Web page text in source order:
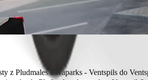
Naše kategorie asistenčních vozidel
si kompaktní vozidla za nižší cenu s
z Pludmales akvaparks - Ventspils do